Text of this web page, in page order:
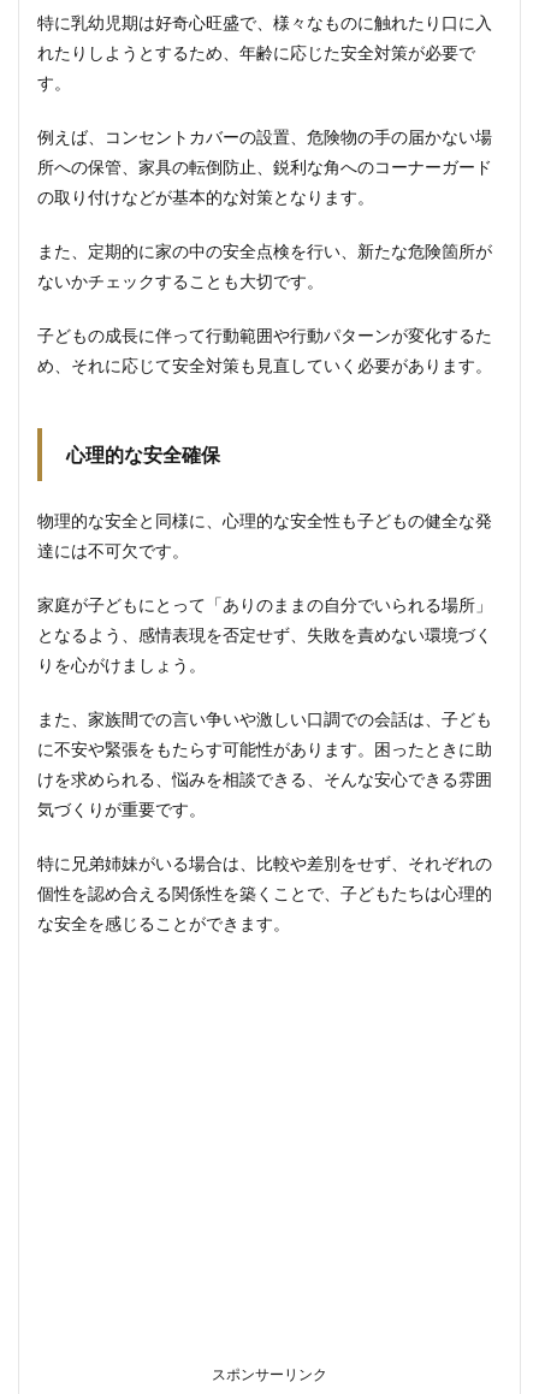
特に乳幼児期は好奇心旺盛で、様々なものに触れたり口に入
れたりしようとするため、年齢に応じた安全対策が必要で
す。
例えば、コンセントカバーの設置、危険物の手の届かない場
所への保管、家具の転倒防止、鋭利な角へのコーナーガード
の取り付けなどが基本的な対策となります。
また、定期的に家の中の安全点検を行い、新たな危険箇所が
ないかチェックすることも大切です。
子どもの成長に伴って行動範囲や行動パターンが変化するた
め、それに応じて安全対策も見直していく必要があります。
心理的な安全確保
物理的な安全と同様に、心理的な安全性も子どもの健全な発
達には不可欠です。
家庭が子どもにとって「ありのままの自分でいられる場所」
となるよう、感情表現を否定せず、失敗を責めない環境づく
りを心がけましょう。
また、家族間での言い争いや激しい口調での会話は、子ども
に不安や緊張をもたらす可能性があります。困ったときに助
けを求められる、悩みを相談できる、そんな安心できる雰囲
気づくりが重要です。
特に兄弟姉妹がいる場合は、比較や差別をせず、それぞれの
個性を認め合える関係性を築くことで、子どもたちは心理的
な安全を感じることができます。
スポンサーリンク